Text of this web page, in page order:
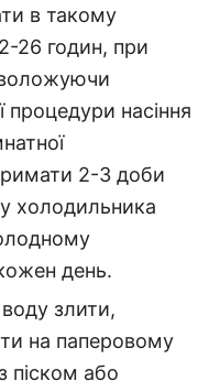
в такому
26 годин, при
процедури насіння
2-3 доби
холодильника
день.
злити,
на паперовому
піском або